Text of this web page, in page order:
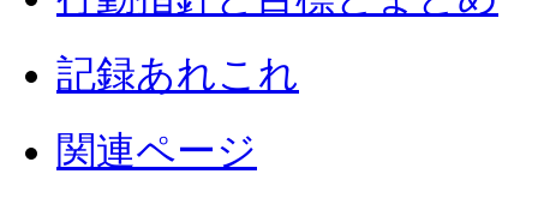
記録あれこれ
関連ページ